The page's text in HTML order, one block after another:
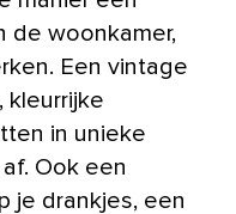
de woonkamer,
Een vintage
kleurrijke
in unieke
Ook een
je drankjes, een